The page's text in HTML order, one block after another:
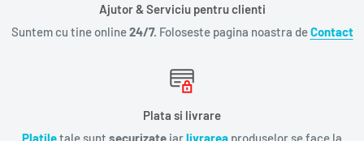
Ajutor & Serviciu pentru clienti
Suntem cu tine online24/7. Foloseste pagina noastra deContact
Plata si livrare
Platiletale sunt securizate iarlivrarea produselor se face la